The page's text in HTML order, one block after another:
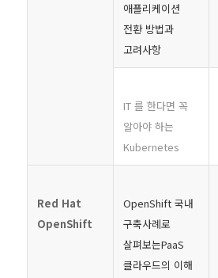
애플리케이션
전환 방법과
고려사항
IT 를 한다면 꼭
알아야 하는
Kubernetes
Red Hat
OpenShift
OpenShift 국내
구축사례로
살펴보는PaaS
클라우드의 이해